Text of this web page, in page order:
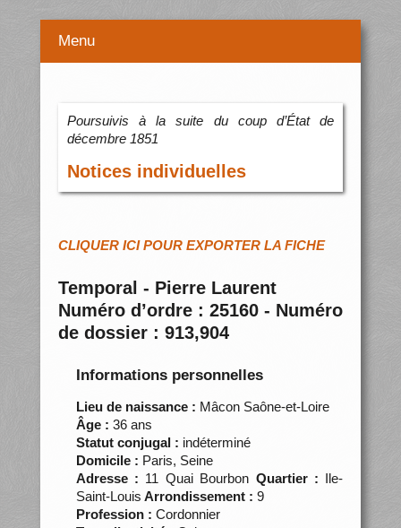
Menu
Poursuivis à la suite du coup d’État de
décembre 1851
Notices individuelles
CLIQUER ICI POUR EXPORTER LA FICHE
Temporal - Pierre Laurent
Numéro d’ordre : 25160 - Numéro
de dossier : 913,904
Informations personnelles
Lieu de naissance : Mâcon Saône-et-Loire
Âge : 36 ans
Statut conjugal : indéterminé
Domicile : Paris, Seine
Adresse : 11 Quai Bourbon Quartier : Ile-
Saint-Louis Arrondissement : 9
Profession : Cordonnier